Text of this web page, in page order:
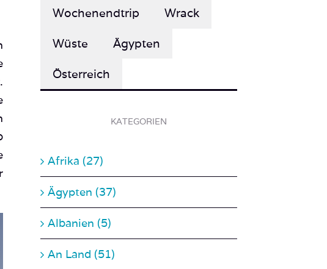
Wüste Ägypten
Österreich
Ägypten (37)
Albanien (5)
An Land (51)
Costa Rica (2)